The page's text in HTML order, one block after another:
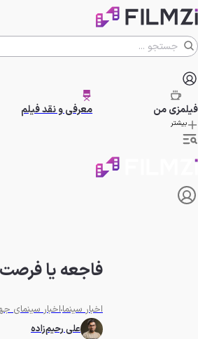
فیلمزیمن معرفی و نقد فیلم
بیشتر
فاجعه یا
اخبار سینمااخبار سینمای
علی رحیم‌زاده